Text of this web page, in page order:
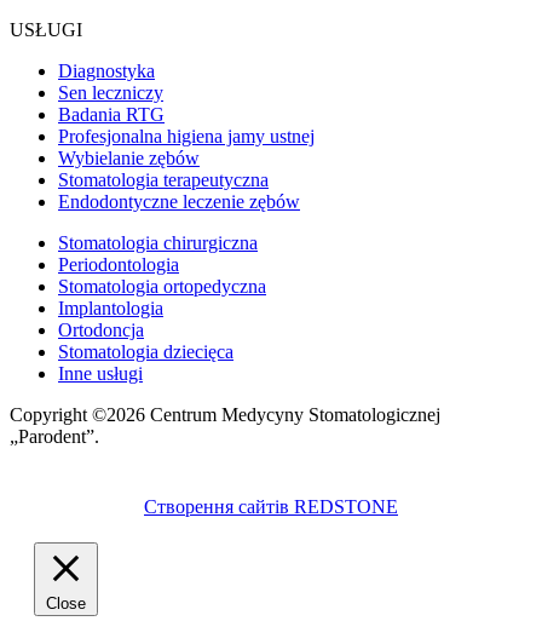
USŁUGI
Diagnostyka
Sen leczniczy
Badania RTG
Profesjonalna higiena jamy ustnej
Wybielanie zębów
Stomatologia terapeutyczna
Endodontyczne leczenie zębów
Stomatologia chirurgiczna
Periodontologia
Stomatologia ortopedyczna
Implantologia
Ortodoncja
Stomatologia dziecięca
Inne usługi
Copyright ©2026 Centrum Medycyny Stomatologicznej
„Parodent”.
Створення сайтів REDSTONE
Close